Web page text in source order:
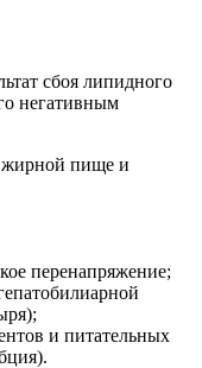
сбоя липидного
негативным
жирной пище и
перенапряжение;
и питательных